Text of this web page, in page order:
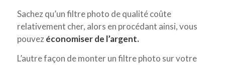
Sachez qu’un filtre photo de qualité coûte
relativement cher, alors en procédant ainsi, vous
pouvezéconomiser de l’argent.
L’autre façon de monter un filtre photo sur votre